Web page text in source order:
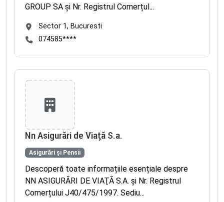
GROUP SA și Nr. Registrul Comerțul...
Sector 1, Bucuresti
074585****
Nn Asigurări de Viață S.a.
Asigurări și Pensii
Descoperă toate informațiile esențiale despre
NN ASIGURĂRI DE VIAŢĂ S.A. și Nr. Registrul
Comerțului J40/475/1997. Sediu...